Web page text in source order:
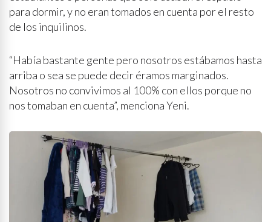
para dormir, y no eran tomados en cuenta por el resto
de los inquilinos.
“Había bastante gente pero nosotros estábamos hasta
arriba o sea se puede decir éramos marginados.
Nosotros no convivimos al 100% con ellos porque no
nos tomaban en cuenta”, menciona Yeni.